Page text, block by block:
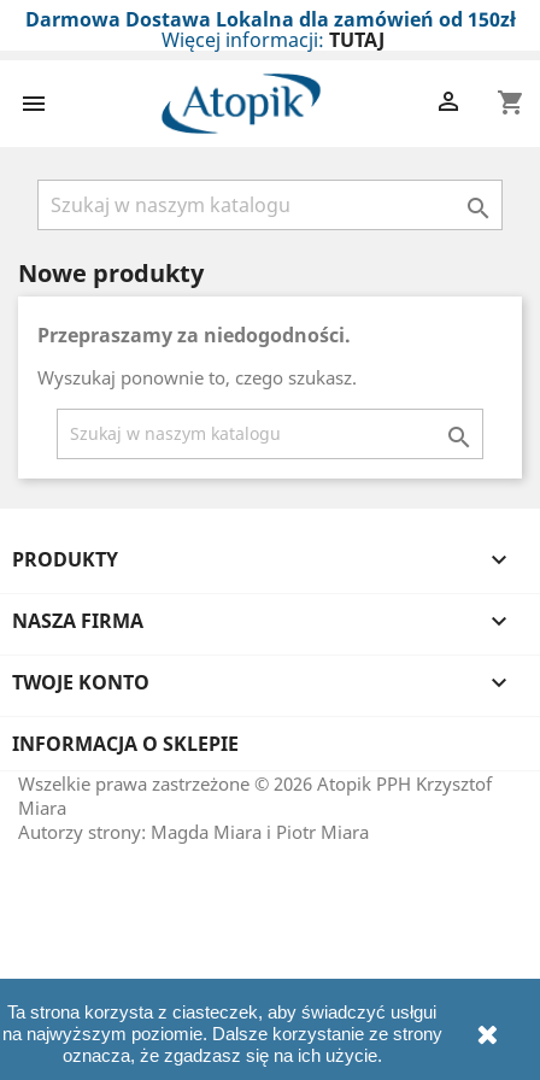
Darmowa Dostawa Lokalna dla zamówień od 150zł
Więcej informacji: TUTAJ
  shopping_cart

Nowe produkty
Przepraszamy za niedogodności.
Wyszukaj ponownie to, czego szukasz.

PRODUKTY 
NASZA FIRMA 
TWOJE KONTO 
Ta strona korzysta z ciasteczek, aby świadczyć usłgui
na najwyższym poziomie. Dalsze korzystanie ze strony
oznacza, że zgadzasz się na ich użycie.
INFORMACJA O SKLEPIE
Wszelkie prawa zastrzeżone © 2026 Atopik PPH Krzysztof
Miara
Autorzy strony: Magda Miara i Piotr Miara